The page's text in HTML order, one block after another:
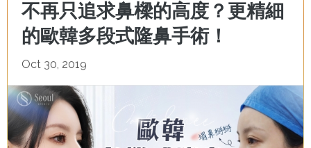
不再只追求鼻樑的高度？更精細
的歐韓多段式隆鼻手術！
Oct 30, 2019